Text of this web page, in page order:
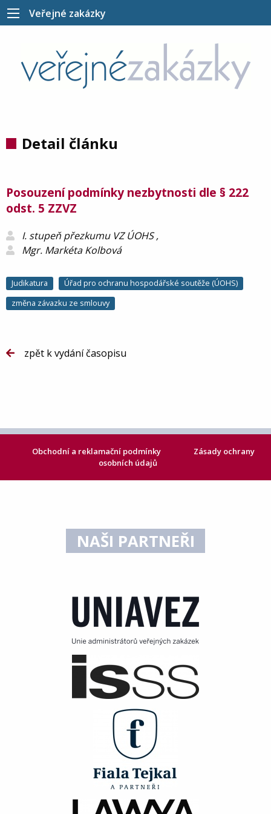
Veřejné zakázky
Detail článku
Posouzení podmínky nezbytnosti dle § 222
odst. 5 ZZVZ
I. stupeň přezkumu VZ ÚOHS ,
Mgr. Markéta Kolbová
Judikatura
Úřad pro ochranu hospodářské soutěže (ÚOHS)
změna závazku ze smlouvy
zpět k vydání časopisu
Obchodní a reklamační podmínky
Zásady ochrany
osobních údajů
NAŠI PARTNEŘI